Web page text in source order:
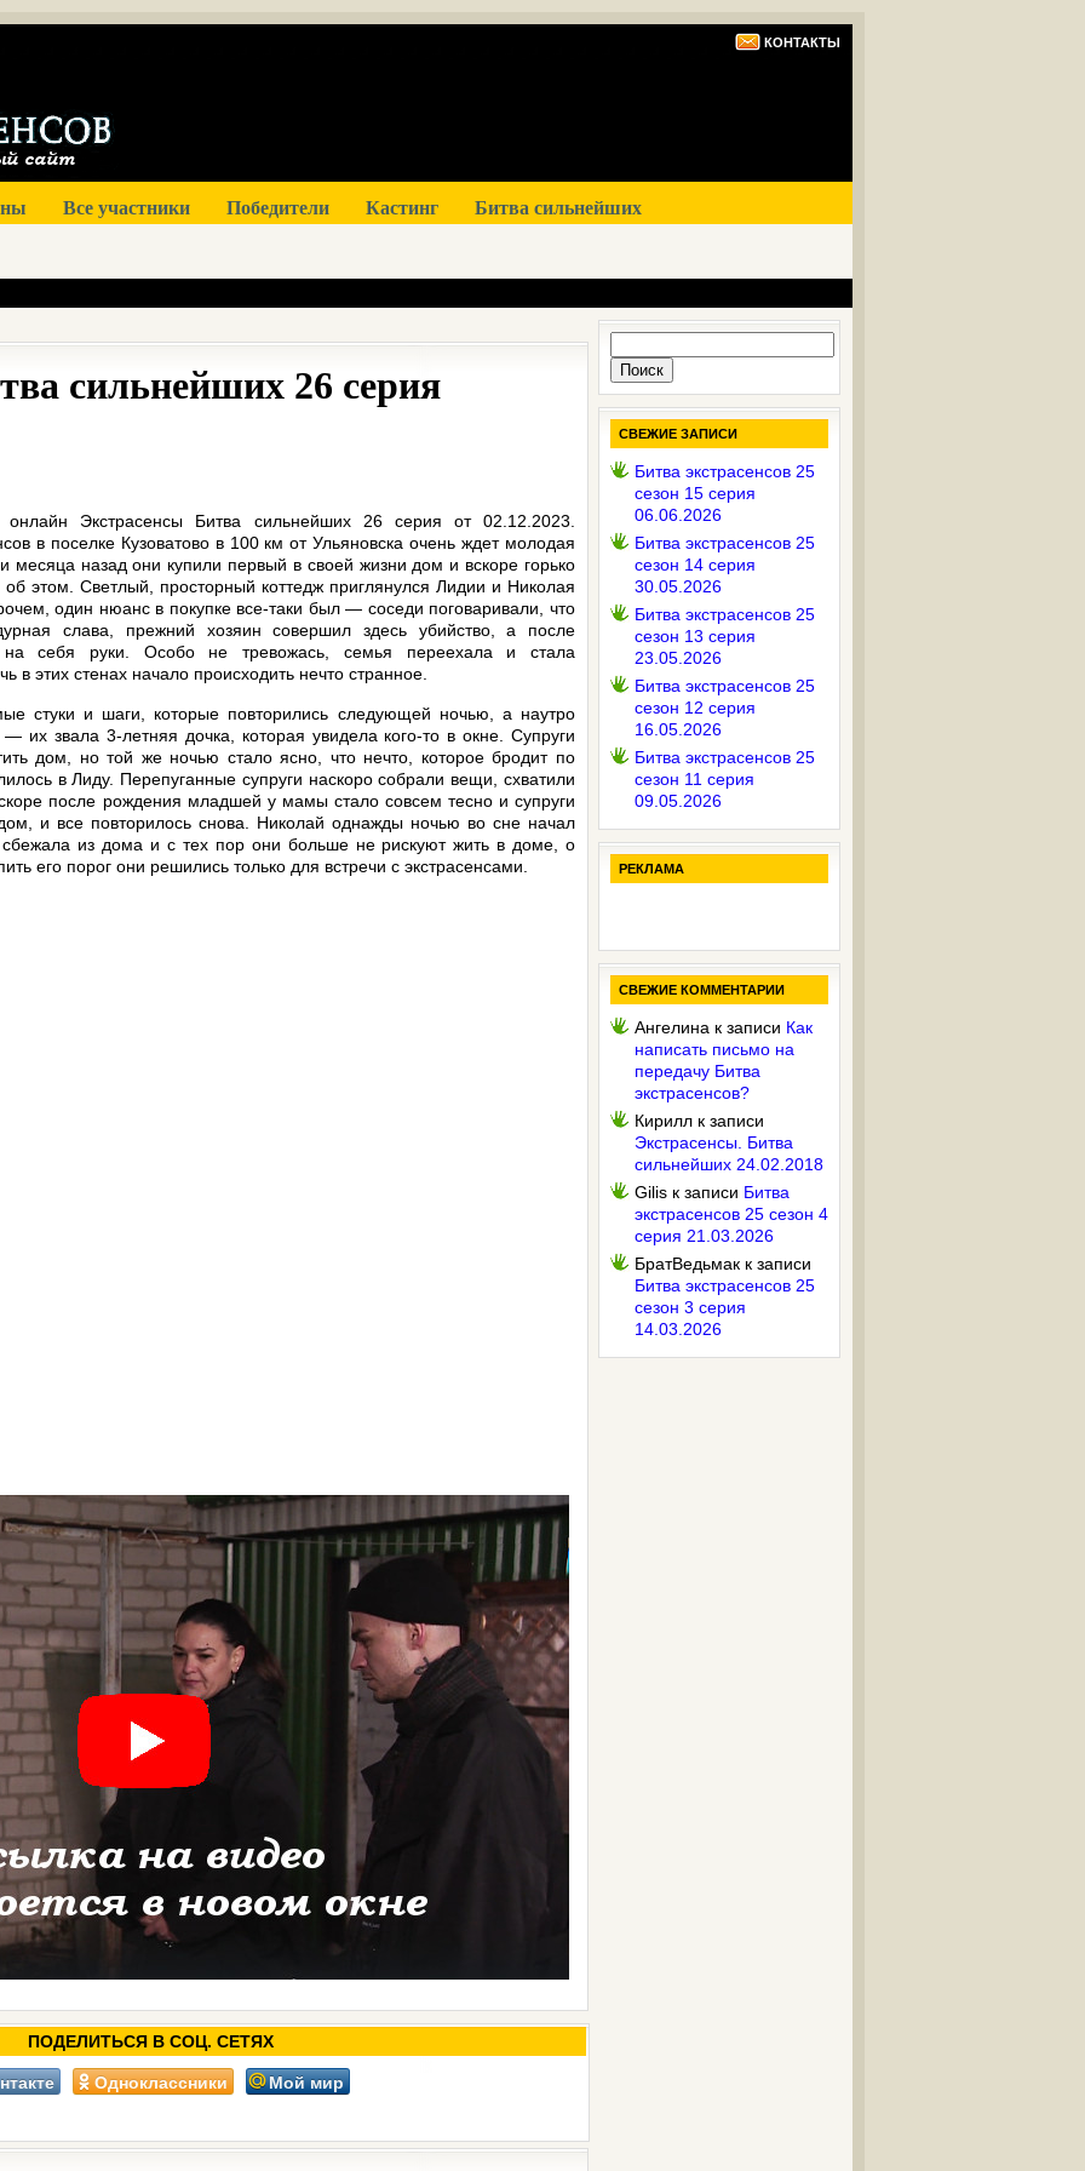
КОНТАКТЫ
Все участники Победители Кастинг Битва сильнейших
сильнейших 26 серия
онлайн Экстрасенсы Битва сильнейших 26 серия от 02.12.2023.
в поселке Кузоватово в 100 км от Ульяновска очень ждет молодая
месяца назад они купили первый в своей жизни дом и вскоре горько
этом. Светлый, просторный коттедж приглянулся Лидии и Николая
один нюанс в покупке все-таки был — соседи поговаривали, что
слава, прежний хозяин совершил здесь убийство, а после
себя руки. Особо не тревожась, семья переехала и стала
в этих стенах начало происходить нечто странное.
стуки и шаги, которые повторились следующей ночью, а наутро
их звала 3-летняя дочка, которая увидела кого-то в окне. Супруги
дом, но той же ночью стало ясно, что нечто, которое бродит по
в Лиду. Перепуганные супруги наскоро собрали вещи, схватили
после рождения младшей у мамы стало совсем тесно и супруги
и все повторилось снова. Николай однажды ночью во сне начал
из дома и с тех пор они больше не рискуют жить в доме, о
его порог они решились только для встречи с экстрасенсами.
ПОДЕЛИТЬСЯ В СОЦ. СЕТЯХ
Одноклассники Мой мир
СВЕЖИЕ ЗАПИСИ
Битва экстрасенсов 25
сезон 15 серия
06.06.2026
Битва экстрасенсов 25
сезон 14 серия
30.05.2026
Битва экстрасенсов 25
сезон 13 серия
23.05.2026
Битва экстрасенсов 25
сезон 12 серия
16.05.2026
Битва экстрасенсов 25
сезон 11 серия
09.05.2026
РЕКЛАМА
СВЕЖИЕ КОММЕНТАРИИ
Ангелина к записи Как
написать письмо на
передачу Битва
экстрасенсов?
Кирилл к записи
Экстрасенсы. Битва
сильнейших 24.02.2018
Gilis к записи Битва
экстрасенсов 25 сезон 4
серия 21.03.2026
БратВедьмак к записи
Битва экстрасенсов 25
сезон 3 серия
14.03.2026